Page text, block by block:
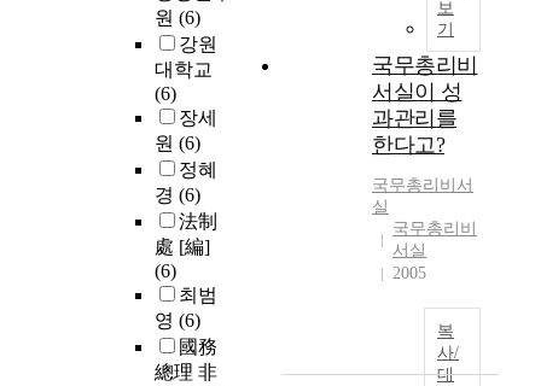
원 (6)
강원
대학교
(6)
장세
원 (6)
정혜
경 (6)
法制
處 [編]
(6)
최범
영 (6)
國務
總理 非
보
기
국무총리비
서실이 성
과관리를
한다고?
국무총리비서
실
국무총리비
서실
2005
복
사/
대